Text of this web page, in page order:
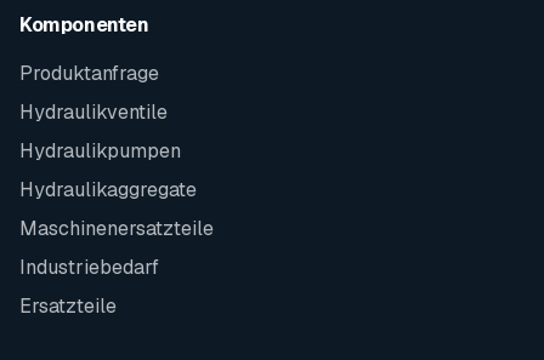
Komponenten
Produktanfrage
Hydraulikventile
Hydraulikpumpen
Hydraulikaggregate
Maschinenersatzteile
Industriebedarf
Ersatzteile